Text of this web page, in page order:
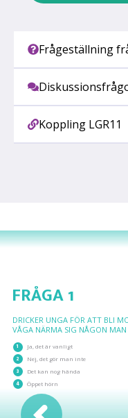
Frågeställning
Koppling LGR11
DRICKER UNGA FÖR ATT BLI
VÅGA NÄRMA SIG NÅGON MAN
Ja, det är vanligt
FRÅGA 1
3
1
2
4
Nej, det gör man inte
Det kan nog hända
Öppet hörn